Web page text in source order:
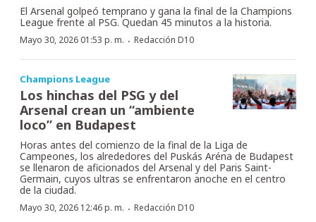
El Arsenal golpeó temprano y gana la final de la Champions
League frente al PSG. Quedan 45 minutos a la historia.
Mayo 30, 2026 01:53 p. m. · Redacción D10
Champions League
Los hinchas del PSG y del
Arsenal crean un “ambiente
loco” en Budapest
Horas antes del comienzo de la final de la Liga de
Campeones, los alrededores del Puskás Aréna de Budapest
se llenaron de aficionados del Arsenal y del Paris Saint-
Germain, cuyos ultras se enfrentaron anoche en el centro
de la ciudad.
Mayo 30, 2026 12:46 p. m. · Redacción D10